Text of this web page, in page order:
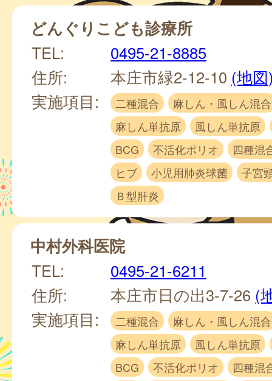
どんぐりこども診療所
TEL:
0495-21-8885
住所:
本庄市緑2-12-10 (地
実施項目:
二種混合
麻しん・風しん混合
麻しん単抗原
風しん単抗原
BCG
不活化ポリオ
四種混
ヒブ
小児用肺炎球菌
子宮
Ｂ型肝炎
中村外科医院
TEL:
0495-21-6211
住所:
本庄市日の出3-7-26 (
実施項目:
二種混合
麻しん・風しん混合
麻しん単抗原
風しん単抗原
BCG
不活化ポリオ
四種混